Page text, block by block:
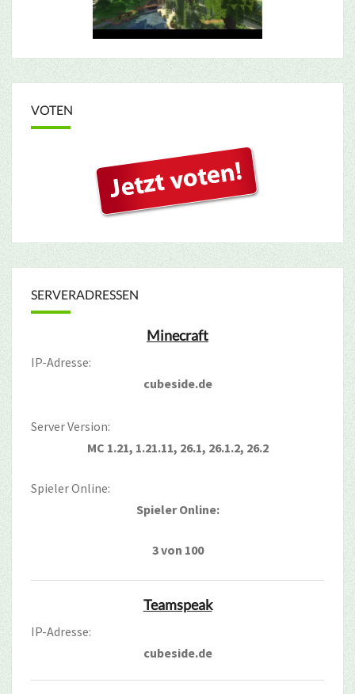
VOTEN
SERVERADRESSEN
Minecraft
IP-Adresse:
cubeside.de
Server Version:
MC 1.21, 1.21.11, 26.1, 26.1.2, 26.2
Spieler Online:
Spieler Online:
3 von 100
Teamspeak
IP-Adresse:
cubeside.de